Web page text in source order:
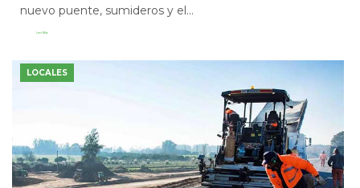
nuevo puente, sumideros y el...
Leer Más
LOCALES